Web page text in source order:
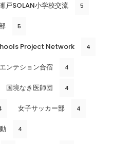
戸SOLAN小学校交流 5
5
Project Network 4
ンテション合宿 4
国境なき医師団 4
女子サッカー部 4
4